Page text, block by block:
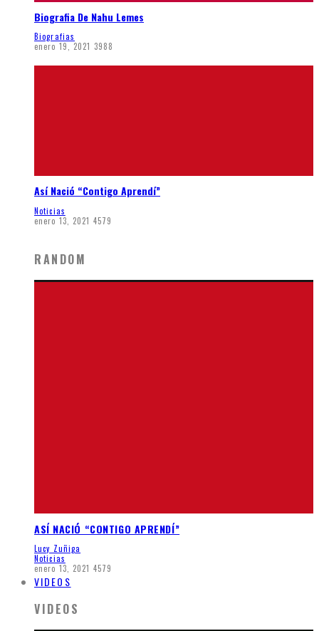
Biografia De Nahu Lemes
Biografias
enero 19, 2021 3988
Así Nació “Contigo Aprendí”
Noticias
enero 13, 2021 4579
RANDOM
ASÍ NACIÓ “CONTIGO APRENDÍ”
Lucy Zuñiga
Noticias
enero 13, 2021 4579
VIDEOS
VIDEOS